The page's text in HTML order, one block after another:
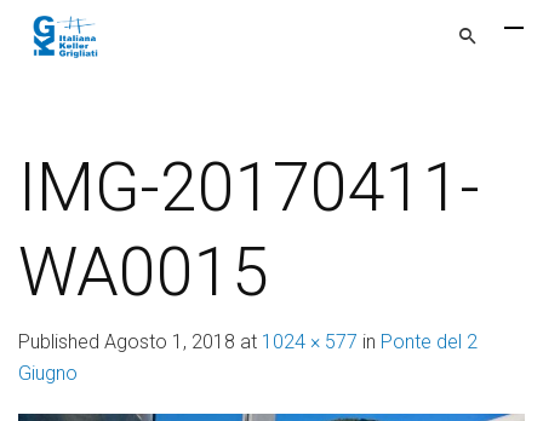
IMG-20170411-
WA0015
Published Agosto 1, 2018 at 1024 × 577 in Ponte del 2
Giugno